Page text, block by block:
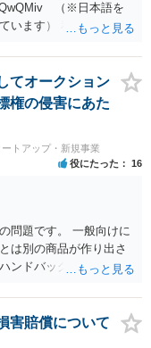
QwQMiv （※日本語を
います） 私も同先生と
ます。
てオークション
権の侵害にあた
トアップ・新規事業
役にたった 16
問題です。 一般向けに
は別の商品が作り出さ
ンドバッグをポーチに
害しません。 商標権者
るので、商標権は用い
害賠償について